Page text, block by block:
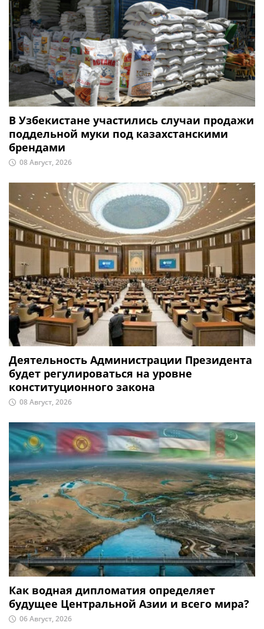
В Узбекистане участились случаи продажи
поддельной муки под казахстанскими
брендами
08 Август, 2026
Деятельность Администрации Президента
будет регулироваться на уровне
конституционного закона
08 Август, 2026
Как водная дипломатия определяет
будущее Центральной Азии и всего мира?
06 Август, 2026